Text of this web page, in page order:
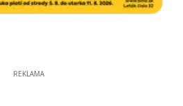
REKLAMA